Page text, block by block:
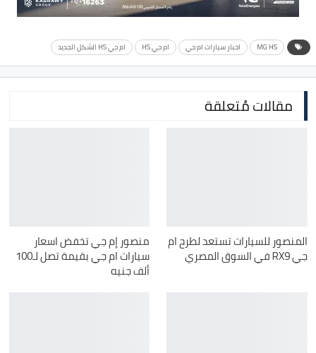
MG HS اخبار سيارات ام جي ام جي HS ام جي HS الشكل الجديد
مقالات مُتعلقة
المنصور للسيارات تستعد لطرح ام
جي RX9 في السوق المصري
منصور إم جي تخفض اسعار
سيارات ام جي بقيمة تصل لـ100
ألف جنيه